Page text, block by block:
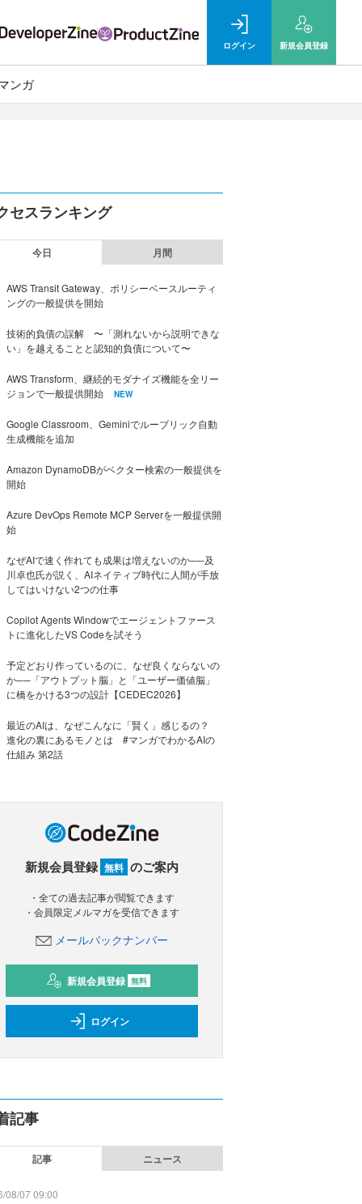
ログイン 新規会員登録
ンガ
セスランキング
今日 月間
AWS Transit Gateway、ポリシーベースルーティ
ングの一般提供を開始
技術的負債の誤解 〜「測れないから説明できな
い」を越えることと認知的負債について〜
AWS Transform、継続的モダナイズ機能を全リー
ジョンで一般提供開始
NEW
Google Classroom、Geminiでルーブリック自動
生成機能を追加
Amazon DynamoDBがベクター検索の一般提供を
開始
Azure DevOps Remote MCP Serverを一般提供開
始
なぜAIで速く作れても成果は増えないのか──及
川卓也氏が説く、AIネイティブ時代に人間が手放
してはいけない2つの仕事
Copilot Agents Windowでエージェントファース
トに進化したVS Codeを試そう
予定どおり作っているのに、なぜ良くならないの
か──「アウトプット脳」と「ユーザー価値脳」
に橋をかける3つの設計【CEDEC2026】
最近のAIは、なぜこんなに「賢く」感じるの？
進化の裏にあるモノとは #マンガでわかるAIの
仕組み 第2話
新規会員登録 無料 のご案内
・全ての過去記事が閲覧できます
・会員限定メルマガを受信できます
メールバックナンバー
新規会員登録 無料
ログイン
記事
記事 ニュース
08/07 09:00